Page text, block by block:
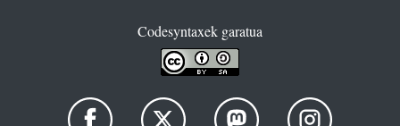
Codesyntaxek garatua